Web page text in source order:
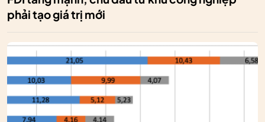
phải tạo giá trị mới